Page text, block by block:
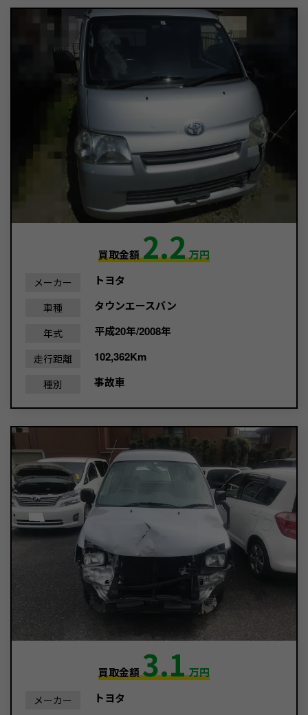
買取金額2.2万円
メーカー トヨタ
車種 タウンエースバン
年式 平成20年/2008年
走行距離 102,362Km
種別 事故車
買取金額3.1万円
メーカー トヨタ